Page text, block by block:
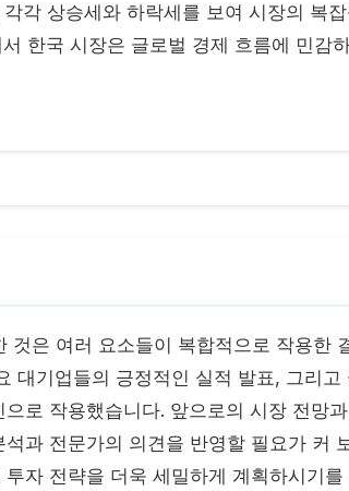
각 상승세와 하락세를 보여 시장의 복
한국 시장은 글로벌 경제 흐름에 민감
것은 여러 요소들이 복합적으로 작용한
대기업들의 긍정적인 실적 발표, 그리고
로 작용했습니다. 앞으로의 시장 전망
과 전문가의 의견을 반영할 필요가 커
자 전략을 더욱 세밀하게 계획하시기를